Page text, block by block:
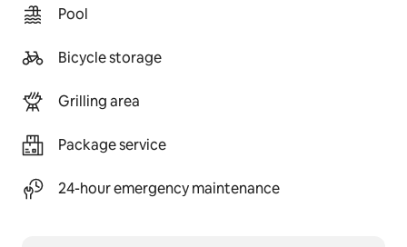
Pool
Bicycle storage
Grilling area
Package service
24-hour emergency maintenance